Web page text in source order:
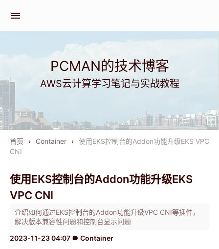
menu
PCMAN的技术博客
AWS云计算学习笔记与实战教程
首页 › Container ›
使用EKS控制台的Addon功能升级EKS VPC
CNI
使用EKS控制台的Addon功能升级EKS
VPC CNI
介绍如何通过EKS控制台的Addon功能升级VPC CNI等插件，
解决版本兼容性问题和控制台显示问题
2023-11-23 04:07 label Container